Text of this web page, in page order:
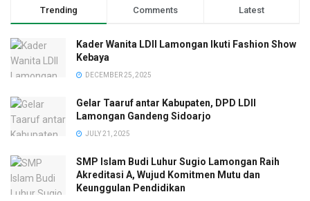
Trending Comments Latest
Kader Wanita LDII Lamongan Ikuti Fashion Show
Kebaya
DECEMBER 25, 2025
Gelar Taaruf antar Kabupaten, DPD LDII
Lamongan Gandeng Sidoarjo
JULY 21, 2025
SMP Islam Budi Luhur Sugio Lamongan Raih
Akreditasi A, Wujud Komitmen Mutu dan
Keunggulan Pendidikan